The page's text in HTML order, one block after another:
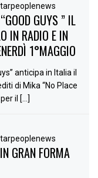
GUYS ” IL
IN RADIO E IN
1°MAGGIO
anticipa in Italia il
di Mika “No Place
il […]
GRAN FORMA